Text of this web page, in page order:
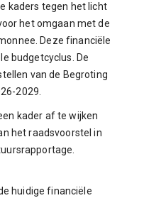
kaders tegen het licht
het omgaan met de
Deze financiële
budgetcyclus. De
van de Begroting
2029.
kader af te wijken
het raadsvoorstel in
huidige financiële